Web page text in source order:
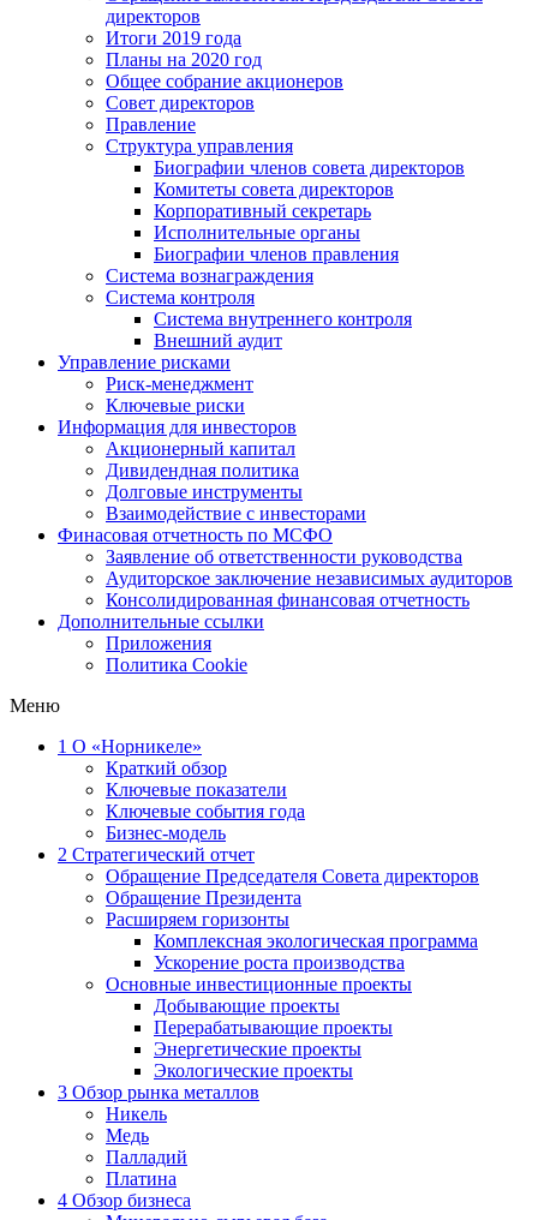
директоров
Итоги 2019 года
Планы на 2020 год
Общее собрание акционеров
Совет директоров
Правление
Структура управления
Биографии членов совета директоров
Комитеты совета директоров
Корпоративный секретарь
Исполнительные органы
Биографии членов правления
Система вознаграждения
Система контроля
Система внутреннего контроля
Внешний аудит
Управление рисками
Риск-менеджмент
Ключевые риски
Информация для инвесторов
Акционерный капитал
Дивидендная политика
Долговые инструменты
Взаимодействие с инвеcторами
Финасовая отчетность по МСФО
Заявление об ответственности руководства
Аудиторское заключение независимых аудиторов
Консолидированная финансовая отчетность
Дополнительные ссылки
Приложения
Политика Cookie
Меню
1 О «Норникеле»
Краткий обзор
Ключевые показатели
Ключевые события года
Бизнес-модель
2 Стратегический отчет
Обращение Председателя Совета директоров
Обращение Президента
Расширяем горизонты
Комплексная экологическая программа
Ускорение роста производства
Основные инвестиционные проекты
Добывающие проекты
Перерабатывающие проекты
Энергетические проекты
Экологические проекты
3 Обзор рынка металлов
Никель
Медь
Палладий
Платина
4 Обзор бизнеса